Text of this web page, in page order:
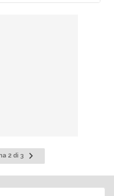
2 di 3
Pagina
successiva